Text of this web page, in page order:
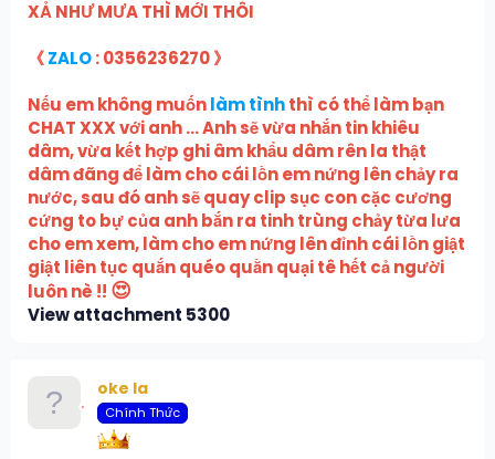
XẢ NHƯ MƯA THÌ MỚI THÔI
《ZALO: 0356236270 》
Nếu em không muốnlàm tìnhthì có thể làm bạn
CHAT XXX với anh ... Anh sẽ vừa nhắn tin khiêu
dâm, vừa kết hợp ghi âm khẩu dâm rên la thật
dâm đãng để làm cho cái lồn em nứng lên chảy ra
nước, sau đó anh sẽ quay clip sục con cặc cương
cứng to bự của anh bắn ra tinh trùng chảy từa lưa
cho em xem, làm cho em nứng lên đỉnh cái lồn giật
giật liên tục quắn quéo quằn quại tê hết cả người
luôn nè !! 😍
View attachment 5300
oke la
Chính Thức